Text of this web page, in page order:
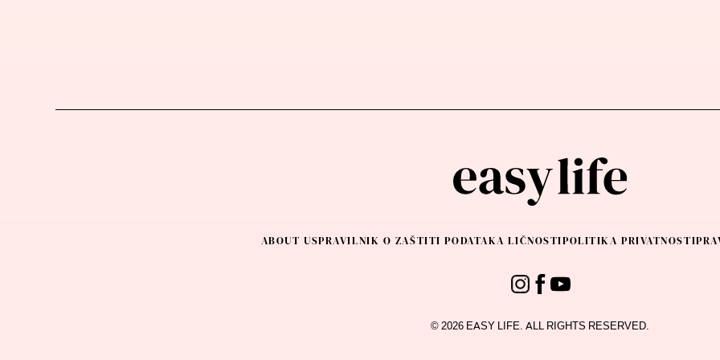
ABOUT USPRAVILNIK O ZAŠTITI PODATAKA LIČNOSTIPOLITIKA PRIVATNOSTI
© 2026 EASY LIFE. ALL RIGHTS RESERVED.